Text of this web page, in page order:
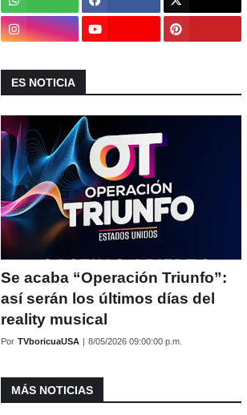
ES NOTICIA
Se acaba “Operación Triunfo”:
así serán los últimos días del
reality musical
Por TVboricuaUSA | 8/05/2026 09:00:00 p.m.
MÁS NOTICIAS